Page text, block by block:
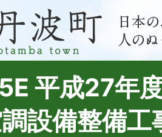
平成27年
設備整備工